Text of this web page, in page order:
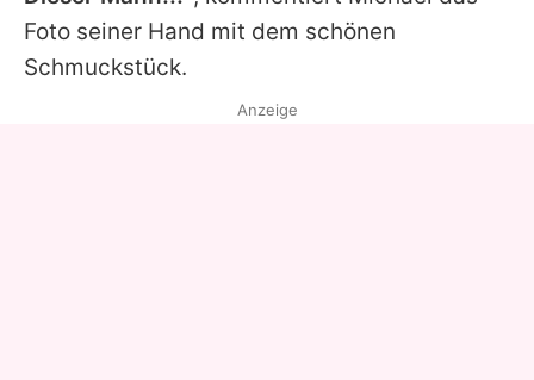
Foto seiner Hand mit dem schönen
Schmuckstück.
Anzeige